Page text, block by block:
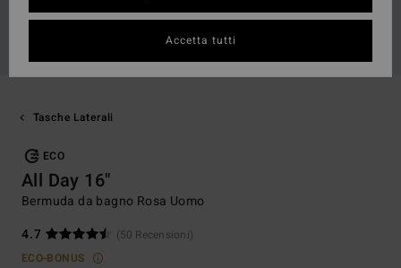
Tasche Laterali
ECO
All Day 16"
Bermuda da bagno Rosa Uomo
4.7
(50 Recensioni)
ECO-BONUS
Accetta tutti